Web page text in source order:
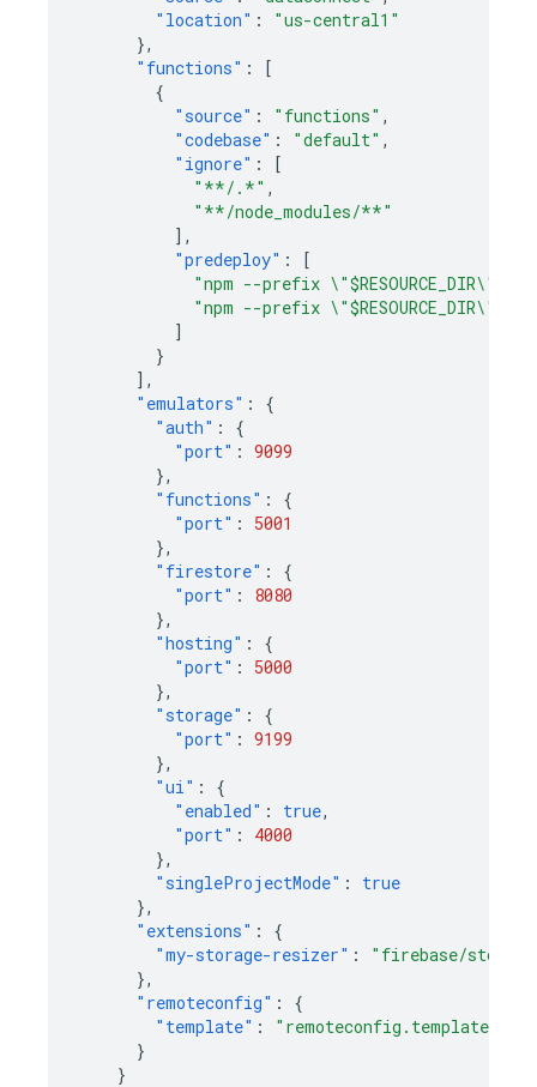
"location" :
"us-central1"
},
"functions" :
[
{
"source" : "functions" ,
"codebase" : "default" ,
"ignore" :
[
"**/.*" ,
"**/node_modules/**"
],
"predeploy" :
[
"npm --prefix \"$RESOURCE_DIR\"
"npm --prefix \"$RESOURCE_DIR\"
]
}
],
"emulators" :
{
"auth" :
{
"port" : 9099
},
"functions" :
{
"port" :
5001
},
"firestore" :
{
"port" :
8080
},
"hosting" :
{
"port" :
5000
},
"storage" :
{
"port" : 9199
},
"ui" :
{
"enabled" : true,
"port" :
4000
},
"singleProjectMode" :
true
},
"extensions" :
{
"my-storage-resizer" :
"firebase/
},
"remoteconfig" :
{
"template" :
}
}